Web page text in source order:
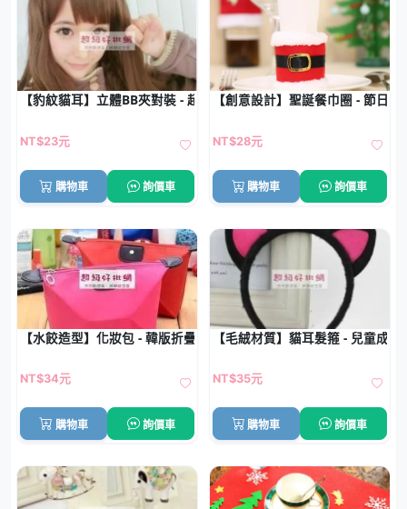
【豹紋貓耳】立體BB夾對裝 - 超萌造型髮夾
NT$23元
購物車 詢價車
【創意設計】聖誕餐巾圈 - 節日餐
NT$28元
購物車 詢價車
【水餃造型】化妝包 - 韓版折疊收納包
NT$34元
購物車 詢價車
【毛絨材質】貓耳髮箍 - 兒童成
NT$35元
購物車 詢價車